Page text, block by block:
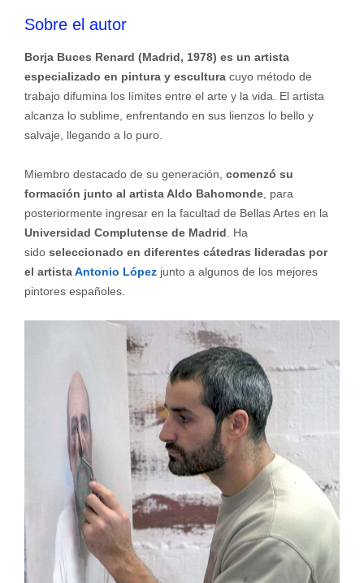
Sobre el autor
Borja Buces Renard (Madrid, 1978) es un artista
especializado en pintura y esculturacuyo método de
trabajo difumina los límites entre el arte y la vida. El artista
alcanza lo sublime, enfrentando en sus lienzos lo bello y
salvaje, llegando a lo puro.
Miembro destacado de su generación, comenzó su
formación junto al artista Aldo Bahomonde, para
posteriormente ingresar en la facultad de Bellas Artes en la
Universidad Complutense de Madrid . Ha
sido seleccionado en diferentes cátedras lideradas por
el artistaAntonio Lópezjunto a algunos de los mejores
pintores españoles.